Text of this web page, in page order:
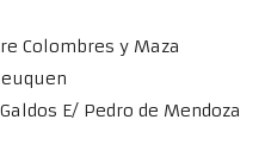
Colombres y Maza
E/ Pedro de Mendoza